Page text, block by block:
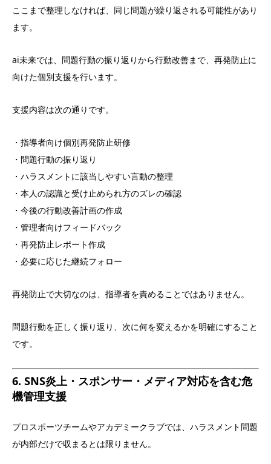
ここまで整理しなければ、同じ問題が繰り返される可能性があり
ます。
ai未来では、問題行動の振り返りから行動改善まで、再発防止に
向けた個別支援を行います。
支援内容は次の通りです。
・指導者向け個別再発防止研修
・問題行動の振り返り
・ハラスメントに該当しやすい言動の整理
・本人の認識と受け止められ方のズレの確認
・今後の行動改善計画の作成
・管理者向けフィードバック
・再発防止レポート作成
・必要に応じた継続フォロー
再発防止で大切なのは、指導者を責めることではありません。
問題行動を正しく振り返り、次に何を変えるかを明確にすること
です。
6. SNS炎上・スポンサー・メディア対応を含む危
機管理支援
プロスポーツチームやアカデミークラブでは、ハラスメント問題
が内部だけで収まるとは限りません。